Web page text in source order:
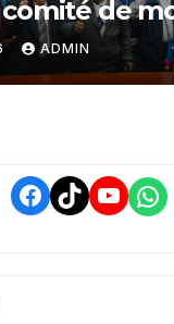
de
por
de interés
ADMIN
Facebook
TikTok